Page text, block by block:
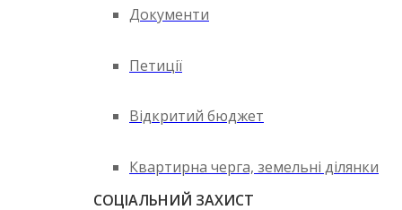
Документи
Петиції
Відкритий бюджет
Квартирна черга, земельні ділянки
СОЦІАЛЬНИЙ ЗАХИСТ